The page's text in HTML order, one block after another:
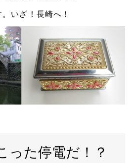
いざ！長崎へ！
った停電だ！？